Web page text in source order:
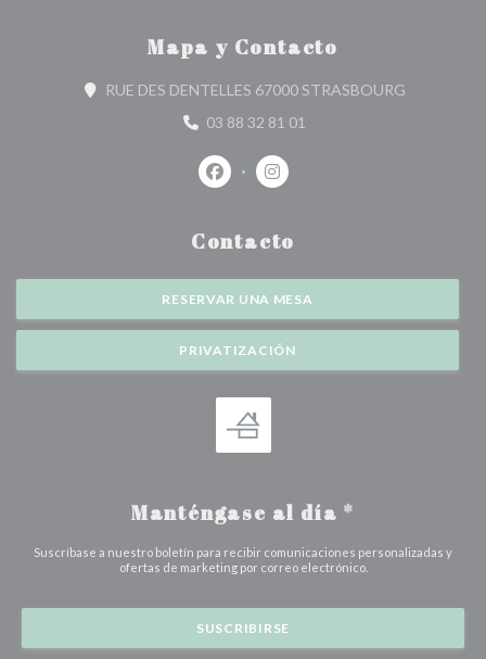
Mapa y Contacto
RUE DES DENTELLES 67000 STRASBOURG
03 88 32 81 01
Facebook ((abre en una nueva
Instagram ((abre en una
Contacto
RESERVAR UNA MESA
PRIVATIZACIÓN
Manténgase al día *
Suscríbase a nuestro boletín para recibir comunicaciones personalizadas y
ofertas de marketing por correo electrónico.
SUSCRIBIRSE